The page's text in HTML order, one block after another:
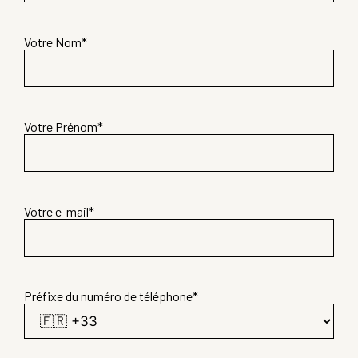
Votre Nom*
Votre Prénom*
Votre e-mail*
Préfixe du numéro de téléphone*